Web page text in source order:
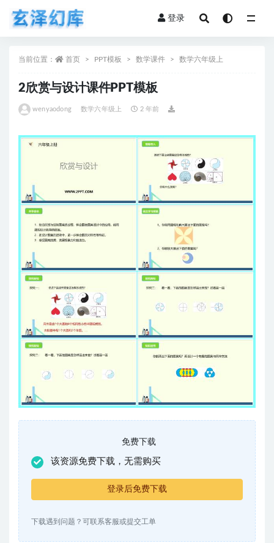
登录
当前位置： 首页 PPT模板 数学课件 数学六年级上
2欣赏与设计课件PPT模板
wenyaodong 数学六年级上 2 年前
免费下载
该资源免费下载，无需购买
登录后免费下载
下载遇到问题？可联系客服或提交工单